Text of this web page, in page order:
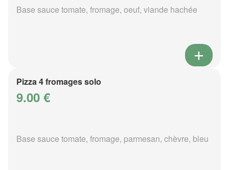
Base sauce tomate, fromage, oeuf, viande hachée
Pizza 4 fromages solo
9.00 €
Base sauce tomate, fromage, parmesan, chèvre, bleu